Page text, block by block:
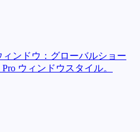
ィンドウ：グローバルショー
ウィンドウスタイル。